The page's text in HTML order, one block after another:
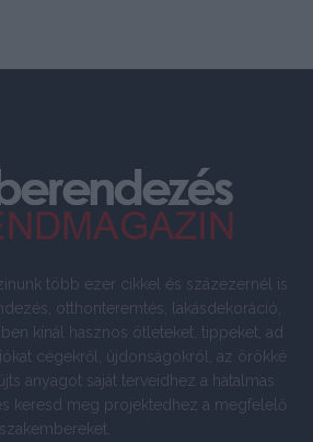
több ezer cikkel és százezernél is
otthonteremtés, lakásdekoráció,
kínál hasznos ötleteket, tippeket, ad
cégekről, újdonságokról, az örökké
anyagot saját terveidhez a hatalmas
keresd meg projektedhez a megfelelő